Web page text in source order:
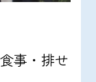
事・排せ